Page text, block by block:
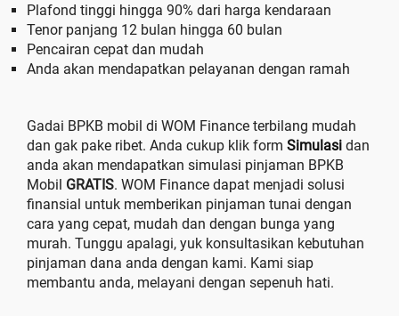
Plafond tinggi hingga 90% dari harga kendaraan
Tenor panjang 12 bulan hingga 60 bulan
Pencairan cepat dan mudah
Anda akan mendapatkan pelayanan dengan ramah
Gadai BPKB mobil di WOM Finance terbilang mudah
dan gak pake ribet. Anda cukup klik form Simulasi dan
anda akan mendapatkan simulasi pinjaman BPKB
Mobil GRATIS. WOM Finance dapat menjadi solusi
finansial untuk memberikan pinjaman tunai dengan
cara yang cepat, mudah dan dengan bunga yang
murah. Tunggu apalagi, yuk konsultasikan kebutuhan
pinjaman dana anda dengan kami. Kami siap
membantu anda, melayani dengan sepenuh hati.